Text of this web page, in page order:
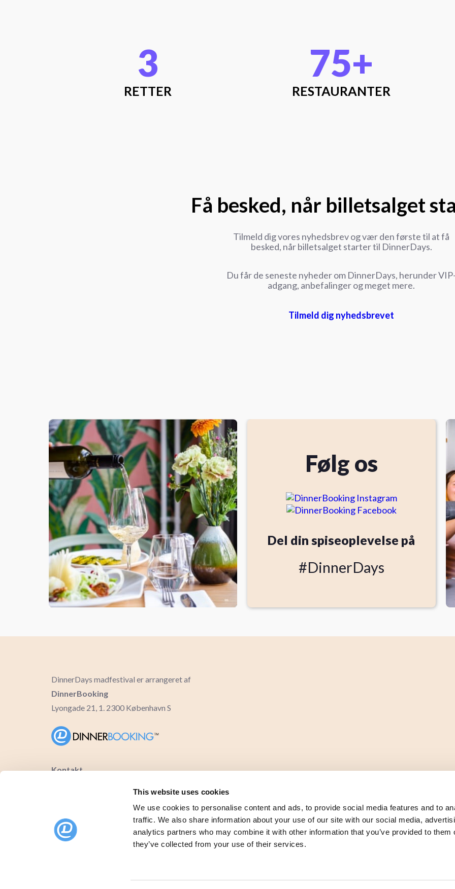
This website uses cookies
We use cookies to personalise content and ads, to provide social media features and to
traffic. We also share information about your use of our site with our social media,
analytics partners who may combine it with other information that you’ve provided to them
they’ve collected from your use of their services.
3
RETTER
75+
RESTAURANTER
Få besked, når billetsalget
Tilmeld dig vores nyhedsbrev og vær den første til at få
besked, når billetsalget starter til DinnerDays.
Du får de seneste nyheder om DinnerDays, herunder
adgang, anbefalinger og meget mere.
Tilmeld dig nyhedsbrevet
Følg os
Del din spiseoplevelse på
#DinnerDays
DinnerDays madfestival er arrangeret af
DinnerBooking
Lyongade 21, 1. 2300 København S
Kontakt
DinnerDays © 2026 Alle rettigheder forbeholdes.